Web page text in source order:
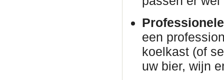
een
koelkast (of
uw bier, wijn